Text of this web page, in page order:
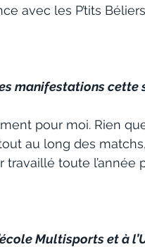
avec les P’tits
manifestations cette
pour moi. Rien
au long des matchs,
travaillé toute l’année
Multisports et à